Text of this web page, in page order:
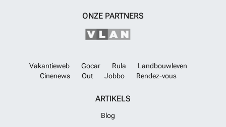
ONZE PARTNERS
Vakantieweb Gocar Rula
Landbouwleven
Cinenews
Out Jobbo Rendez-vous
ARTIKELS
Blog